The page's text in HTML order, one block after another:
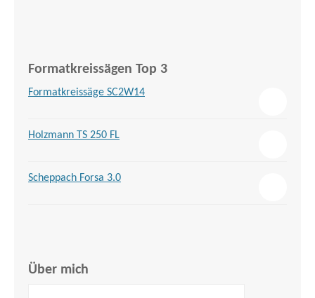
Formatkreissägen Top 3
Formatkreissäge SC2W14
Holzmann TS 250 FL
Scheppach Forsa 3.0
Über mich